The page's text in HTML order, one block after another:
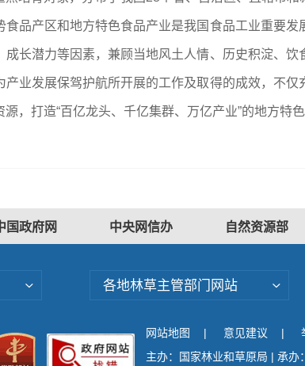
食品产区和地方特色食品产业是我国食品工业重要
成长潜力等因素，兼顾当地风土人情、历史积淀、
产业发展保驾护航所开展的工作及取得的成效，不
，打造“百亿龙头、千亿集群、万亿产业”的地方特色
国政府网 中央网信办 自然资源部
各地林草主管部门网站
网站地图 | 意见建议 |
主办：国家林业和草原局 | 承